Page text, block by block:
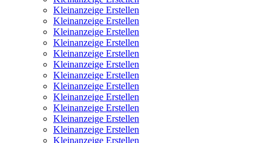
Kleinanzeige Erstellen
Kleinanzeige Erstellen
Kleinanzeige Erstellen
Kleinanzeige Erstellen
Kleinanzeige Erstellen
Kleinanzeige Erstellen
Kleinanzeige Erstellen
Kleinanzeige Erstellen
Kleinanzeige Erstellen
Kleinanzeige Erstellen
Kleinanzeige Erstellen
Kleinanzeige Erstellen
Kleinanzeige Erstellen